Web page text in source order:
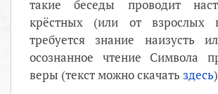
такие беседы проводит
крёстных (или от взрослых
требуется знание наизусть
осознанное чтение Символа
веры (текст можно скачать здесь